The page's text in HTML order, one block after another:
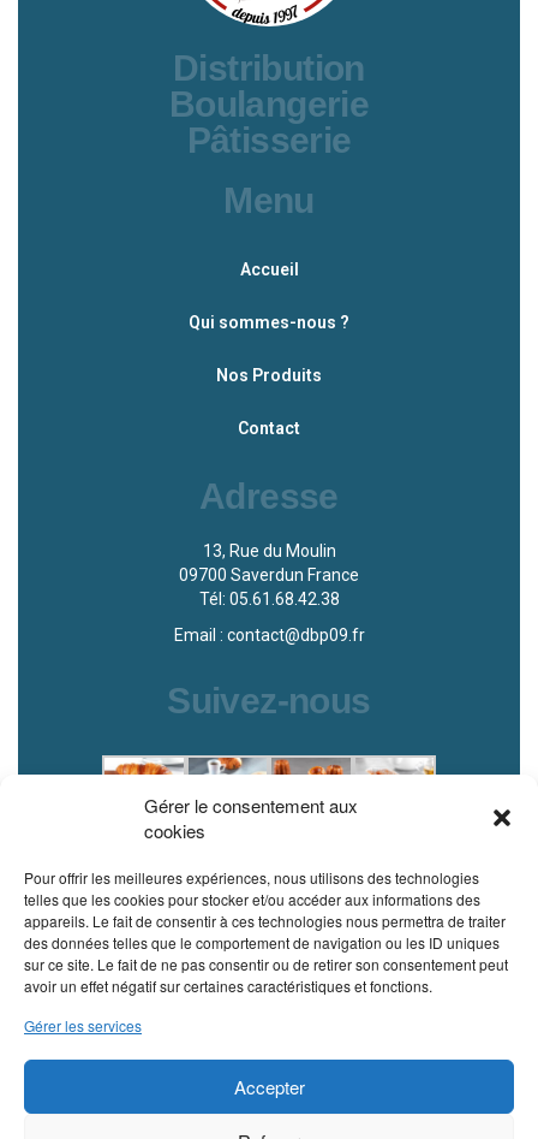
Gérer le consentement aux
cookies
Pour offrir les meilleures expériences, nous utilisons des technologies
telles que les cookies pour stocker et/ou accéder aux informations des
appareils. Le fait de consentir à ces technologies nous permettra de traiter
des données telles que le comportement de navigation ou les ID uniques
sur ce site. Le fait de ne pas consentir ou de retirer son consentement peut
avoir un effet négatif sur certaines caractéristiques et fonctions.
Gérer les services
Accepter
Distribution
Boulangerie
Pâtisserie
Menu
Accueil
Qui sommes-nous ?
Nos Produits
Contact
Adresse
13, Rue du Moulin
09700 Saverdun France
Tél: 05.61.68.42.38
Email : contact@dbp09.fr
Suivez-nous
Conditions générales de vente
Politique d’utilisation des